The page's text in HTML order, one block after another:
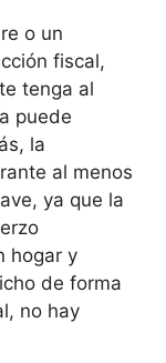
o un
fiscal,
tenga al
puede
la
al menos
ya que la
hogar y
de forma
no hay